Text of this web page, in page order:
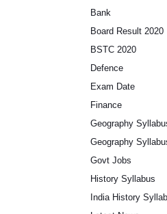
Bank
Board Result 2020
BSTC 2020
Defence
Exam Date
Finance
Geography
Geography
Govt Jobs
History Syllabus
India History